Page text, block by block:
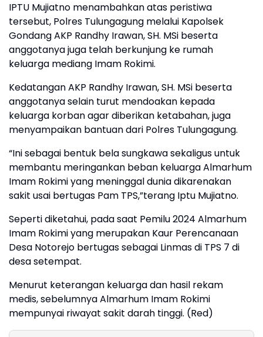
IPTU Mujiatno menambahkan atas peristiwa
tersebut, Polres Tulungagung melalui Kapolsek
Gondang AKP Randhy Irawan, SH. MSi beserta
anggotanya juga telah berkunjung ke rumah
keluarga mediang Imam Rokimi.
Kedatangan AKP Randhy Irawan, SH. MSi beserta
anggotanya selain turut mendoakan kepada
keluarga korban agar diberikan ketabahan, juga
menyampaikan bantuan dari Polres Tulungagung.
“Ini sebagai bentuk bela sungkawa sekaligus untuk
membantu meringankan beban keluarga Almarhum
Imam Rokimi yang meninggal dunia dikarenakan
sakit usai bertugas Pam TPS,”terang Iptu Mujiatno.
Seperti diketahui, pada saat Pemilu 2024 Almarhum
Imam Rokimi yang merupakan Kaur Perencanaan
Desa Notorejo bertugas sebagai Linmas di TPS 7 di
desa setempat.
Menurut keterangan keluarga dan hasil rekam
medis, sebelumnya Almarhum Imam Rokimi
mempunyai riwayat sakit darah tinggi. (Red)